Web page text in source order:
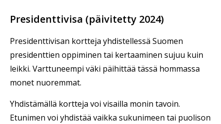
Presidenttivisa (päivitetty 2024)
Presidenttivisan kortteja yhdistellessä Suomen
presidenttien oppiminen tai kertaaminen sujuu kuin
leikki. Varttuneempi väki päihittää tässä hommassa
monet nuoremmat.
Yhdistämällä kortteja voi visailla monin tavoin.
Etunimen voi yhdistää vaikka sukunimeen tai puolison